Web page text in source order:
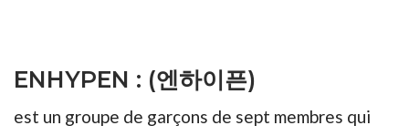
ENHYPEN : (엔하이픈)
est un groupe de garçons de sept membres qui